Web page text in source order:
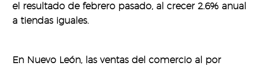
el resultado de febrero pasado, al crecer 2.6% anual
a tiendas iguales.
En Nuevo León, las ventas del comercio al por